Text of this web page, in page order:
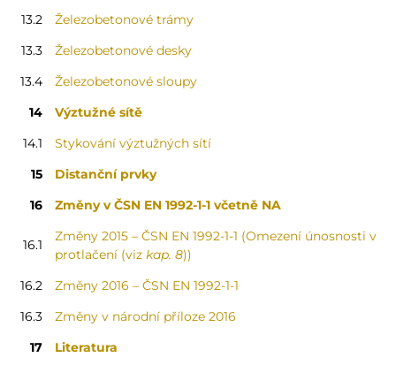
13.2
Železobetonové trámy
13.3
Železobetonové desky
13.4
Železobetonové sloupy
14
Výztužné sítě
14.1
Stykování výztužných sítí
15
Distanční prvky
16
Změny v ČSN EN 1992-1-1 včetně NA
16.1
Změny 2015 – ČSN EN 1992-1-1 (Omezení únosnosti v
protlačení (viz kap. 8))
16.2
Změny 2016 – ČSN EN 1992-1-1
16.3
Změny v národní příloze 2016
17
Literatura